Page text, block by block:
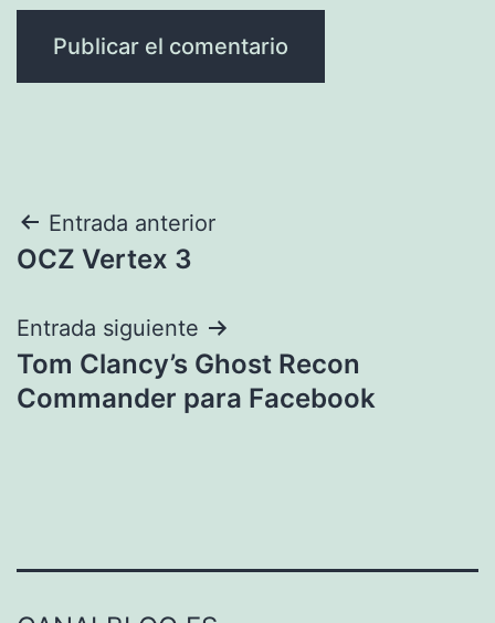
Navegación
de
entradas
Entrada anterior
OCZ Vertex 3
Entrada siguiente
Tom Clancy’s Ghost Recon
Commander para Facebook